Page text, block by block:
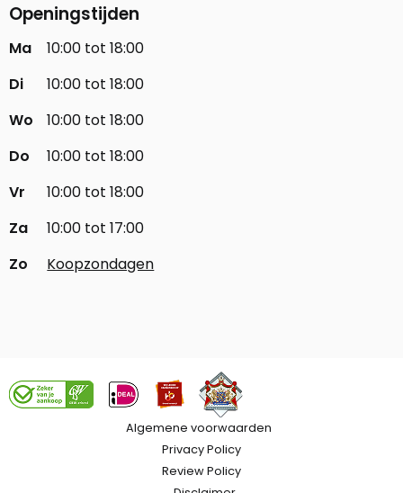
Openingstijden
Ma
10:00 tot 18:00
Di
10:00 tot 18:00
Wo
10:00 tot 18:00
Do
10:00 tot 18:00
Vr
10:00 tot 18:00
Za
10:00 tot 17:00
Zo
Koopzondagen
Algemene voorwaarden
Privacy Policy
Review Policy